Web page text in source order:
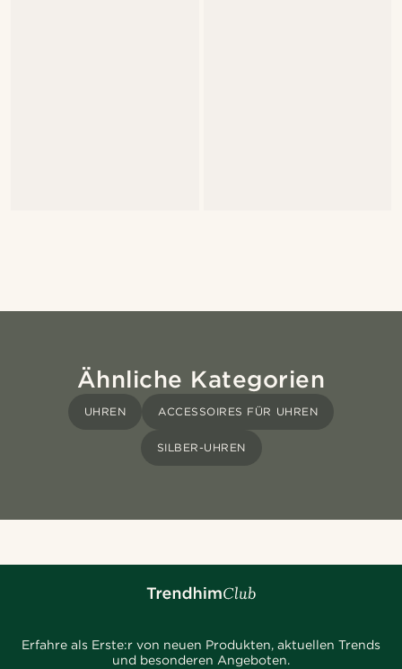
Ähnliche Kategorien
UHREN ACCESSOIRES FÜR UHREN
SILBER-UHREN
Erfahre als Erste:r von neuen Produkten, aktuellen Trends
und besonderen Angeboten.